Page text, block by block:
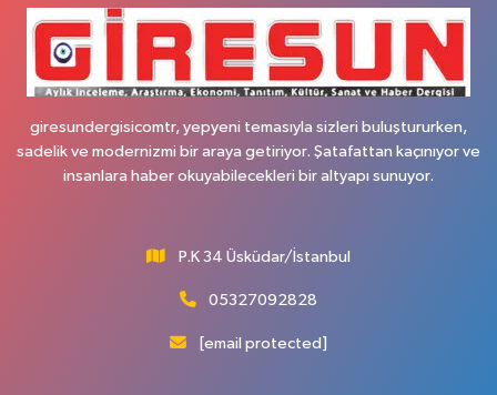
giresundergisicomtr, yepyeni temasıyla sizleri buluştururken,
sadelik ve modernizmi bir araya getiriyor. Şatafattan kaçınıyor ve
insanlara haber okuyabilecekleri bir altyapı sunuyor.
P.K 34 Üsküdar/İstanbul
05327092828
[email protected]